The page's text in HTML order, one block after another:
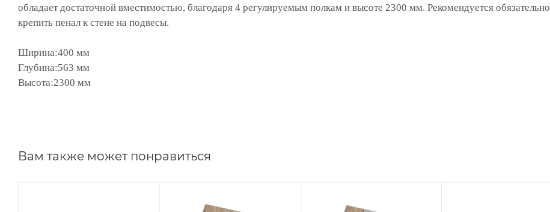
обладает достаточной вместимостью, благодаря 4 регулируемым полкам и высоте 2300 мм. Рекомендуется обязательно
крепить пенал к стене на подвесы.
Ширина:400 мм
Глубина:563 мм
Высота:2300 мм
Вам также может понравиться